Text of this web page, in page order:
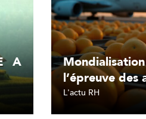
A
Lire l'article
L'actu RH
l’épreuve des